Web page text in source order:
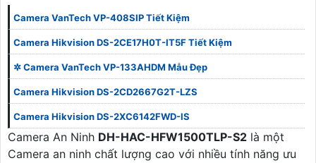
Camera VanTech VP-408SIP Tiết Kiệm
Camera Hikvision DS-2CE17H0T-IT5F Tiết Kiệm
✲ Camera VanTech VP-133AHDM Mẫu Đẹp
Camera Hikvision DS-2CD2667G2T-LZS
Camera Hikvision DS-2XC6142FWD-IS
Camera An Ninh DH-HAC-HFW1500TLP-S2 là một
Camera an ninh chất lượng cao với nhiều tính năng ưu